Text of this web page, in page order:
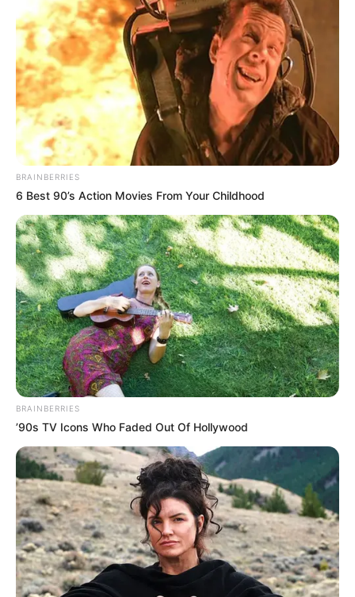
Disney Loving Engineer
Xilofone
O xilofone pode ser feito de várias maneiras, até
mesmo com potes de vidro com água em níveis
diferentes. Temos aqui dois modelos desse
instrumento para você fazer aquele que achar
mais interessante!
De Tout et de Rien
BRAINBERRIES
6 Best 90’s Action Movies From Your Childhood
BRAINBERRIES
’90s TV Icons Who Faded Out Of Hollywood